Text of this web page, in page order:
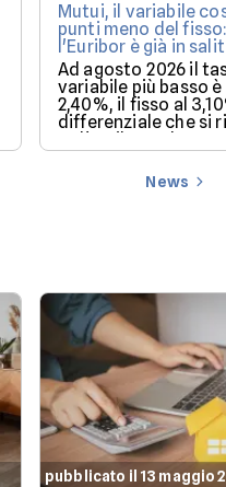
Mutui, il variabile
punti meno del
l'Euribor è già in
Ad agosto 2026 il
variabile più basso è
2,40%, il fisso al
differenziale che si
se l'Euribor sale
previsto entro
News
pubblicato il 13 maggio